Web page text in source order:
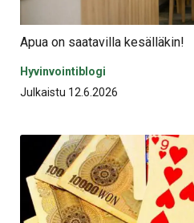
Apua on saatavilla kesälläkin!
Hyvinvointiblogi
Julkaistu 12.6.2026